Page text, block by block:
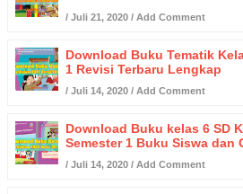
/ Juli 21, 2020 / Add Comment
Download Buku Tematik
1 Revisi Terbaru Lengkap
/ Juli 14, 2020 / Add Comment
Download Buku kelas 6 SD
Semester 1 Buku Siswa dan
/ Juli 14, 2020 / Add Comment